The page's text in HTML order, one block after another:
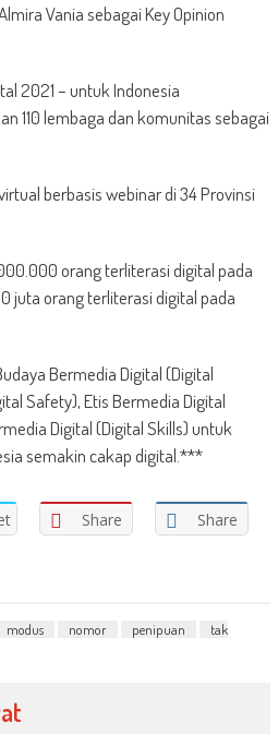
Vania sebagai Key Opinion
2021 – untuk Indonesia
110 lembaga dan komunitas sebagai
berbasis webinar di 34 Provinsi
orang terliterasi digital pada
juta orang terliterasi digital pada
Bermedia Digital (Digital
Safety), Etis Bermedia Digital
Digital (Digital Skills) untuk
semakin cakap digital.***
Share Share
modus nomor penipuan
tak